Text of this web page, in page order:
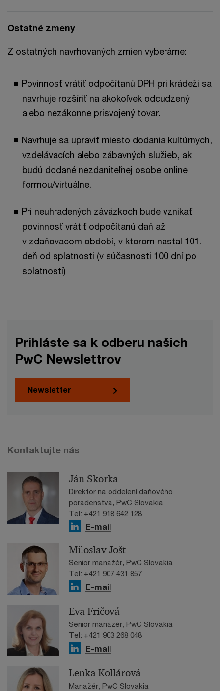
Ostatné zmeny
Z ostatných navrhovaných zmien vyberáme:
Povinnosť vrátiť odpočítanú DPH pri krádeži sa
navrhuje rozšíriť na akokoľvek odcudzený
alebo nezákonne prisvojený tovar.
Navrhuje sa upraviť miesto dodania kultúrnych,
vzdelávacích alebo zábavných služieb, ak
budú dodané nezdaniteľnej osobe online
formou/virtuálne.
Pri neuhradených záväzkoch bude vznikať
povinnosť vrátiť odpočítanú daň až
v zdaňovacom období, v ktorom nastal 101.
deň od splatnosti (v súčasnosti 100 dní po
splatnosti)
Prihláste sa k odberu našich
PwC Newslettrov
Newsletter
Kontaktujte nás
Ján Skorka
Direktor na oddelení daňového
poradenstva, PwC Slovakia
Tel: +421 918 642 128
E-mail
Miloslav Jošt
Senior manažér, PwC Slovakia
Tel: +421 907 431 857
E-mail
Eva Fričová
Senior manažér, PwC Slovakia
Tel: +421 903 268 048
E-mail
Lenka Kollárová
Manažér, PwC Slovakia